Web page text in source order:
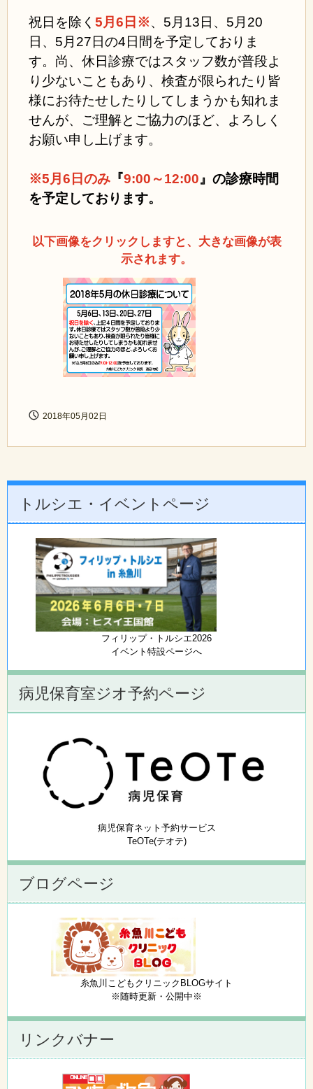
祝日を除く 5月6日※、5月13日、5月20
日、5月27日の4日間を予定しておりま
す。尚、休日診療ではスタッフ数が普段よ
り少ないこともあり、検査が限られたり皆
様にお待たせしたりしてしまうかも知れま
せんが、ご理解とご協力のほど、よろしく
お願い申し上げます。
※5月6日のみ 『9:00～12:00』の診療時間
を予定しております。
以下画像をクリックしますと、大きな画像が表
示されます。
2018年05月02日
トルシエ・イベントページ
フィリップ・トルシエ2026
イベント特設ページへ
病児保育室ジオ予約ページ
病児保育ネット予約サービス
TeOTe(テオテ)
ブログページ
糸魚川こどもクリニックBLOGサイト
※随時更新・公開中※
リンクバナー